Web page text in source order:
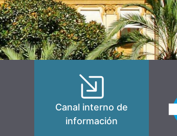
Canal interno de
información